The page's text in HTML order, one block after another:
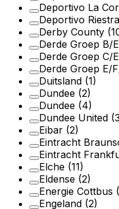
Deportivo La
Deportivo Riestra
Derby County
Derde Groep B/
Derde Groep C/
Derde Groep E/
Duitsland (1)
Dundee (2)
Dundee (4)
Dundee United
Eibar (2)
Eintracht
Eintracht
Elche (11)
Eldense (2)
Energie Cottbus
Engeland (2)